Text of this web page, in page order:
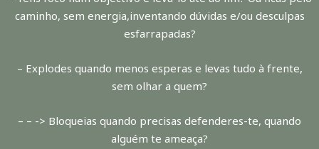
caminho, sem energia,inventando dúvidas e/ou desculpas
esfarrapadas?
– Explodes quando menos esperas e levas tudo à frente,
sem olhar a quem?
– – -> Bloqueias quando precisas defenderes-te, quando
alguém te ameaça?